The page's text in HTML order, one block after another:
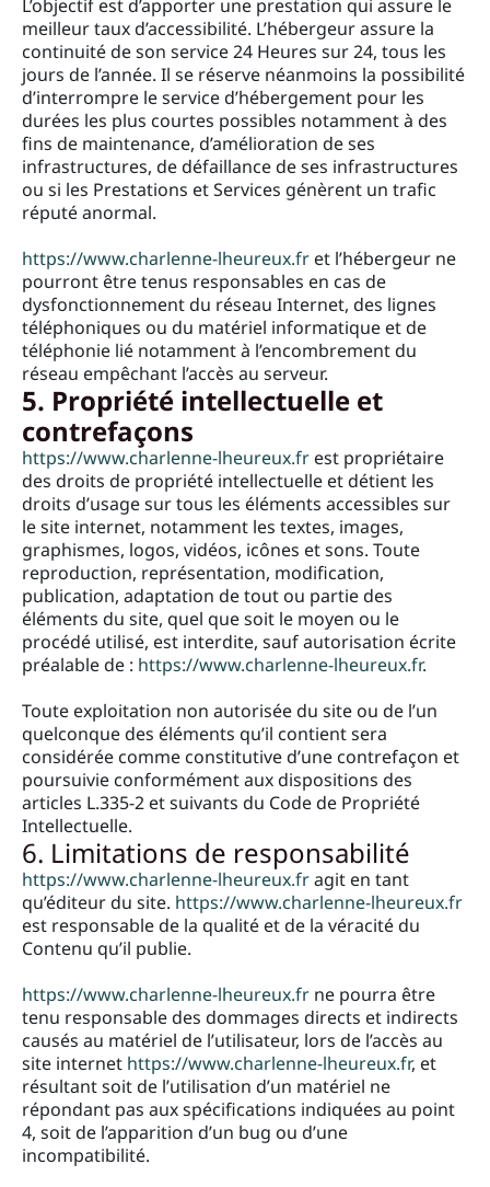
L’objectif est d’apporter une prestation qui assure le
meilleur taux d’accessibilité. L’hébergeur assure la
continuité de son service 24 Heures sur 24, tous les
jours de l’année. Il se réserve néanmoins la possibilité
d’interrompre le service d’hébergement pour les
durées les plus courtes possibles notamment à des
fins de maintenance, d’amélioration de ses
infrastructures, de défaillance de ses infrastructures
ou si les Prestations et Services génèrent un trafic
réputé anormal.
https://www.charlenne-lheureux.fr et l’hébergeur ne
pourront être tenus responsables en cas de
dysfonctionnement du réseau Internet, des lignes
téléphoniques ou du matériel informatique et de
téléphonie lié notamment à l’encombrement du
réseau empêchant l’accès au serveur.
5. Propriété intellectuelle et
contrefaçons
https://www.charlenne-lheureux.fr est propriétaire
des droits de propriété intellectuelle et détient les
droits d’usage sur tous les éléments accessibles sur
le site internet, notamment les textes, images,
graphismes, logos, vidéos, icônes et sons. Toute
reproduction, représentation, modification,
publication, adaptation de tout ou partie des
éléments du site, quel que soit le moyen ou le
procédé utilisé, est interdite, sauf autorisation écrite
préalable de : https://www.charlenne-lheureux.fr.
Toute exploitation non autorisée du site ou de l’un
quelconque des éléments qu’il contient sera
considérée comme constitutive d’une contrefaçon et
poursuivie conformément aux dispositions des
articles L.335-2 et suivants du Code de Propriété
Intellectuelle.
6. Limitations de responsabilité
https://www.charlenne-lheureux.fragit en tant
qu’éditeur du site. https://www.charlenne-lheureux.fr
est responsable de la qualité et de la véracité du
Contenu qu’il publie.
https://www.charlenne-lheureux.fr ne pourra être
tenu responsable des dommages directs et indirects
causés au matériel de l’utilisateur, lors de l’accès au
site internet https://www.charlenne-lheureux.fr, et
résultant soit de l’utilisation d’un matériel ne
répondant pas aux spécifications indiquées au point
4, soit de l’apparition d’un bug ou d’une
incompatibilité.